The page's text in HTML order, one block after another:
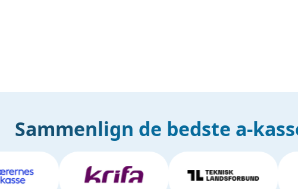
Sammenlign de bedste a-